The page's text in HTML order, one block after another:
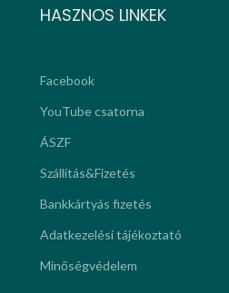
HASZNOS LINKEK
Facebook
YouTube csatorna
ÁSZF
Szállítás&Fizetés
Bankkártyás fizetés
Adatkezelési tájékoztató
Minőségvédelem